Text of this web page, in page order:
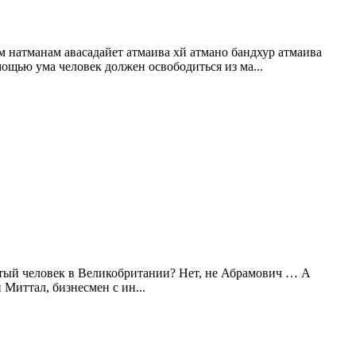
авасадайет атмаива хй атмано бандхур атмаива
ума человек должен освободиться из ма...
человек в Великобритании? Нет, не Абрамович … А
бизнесмен с ин...